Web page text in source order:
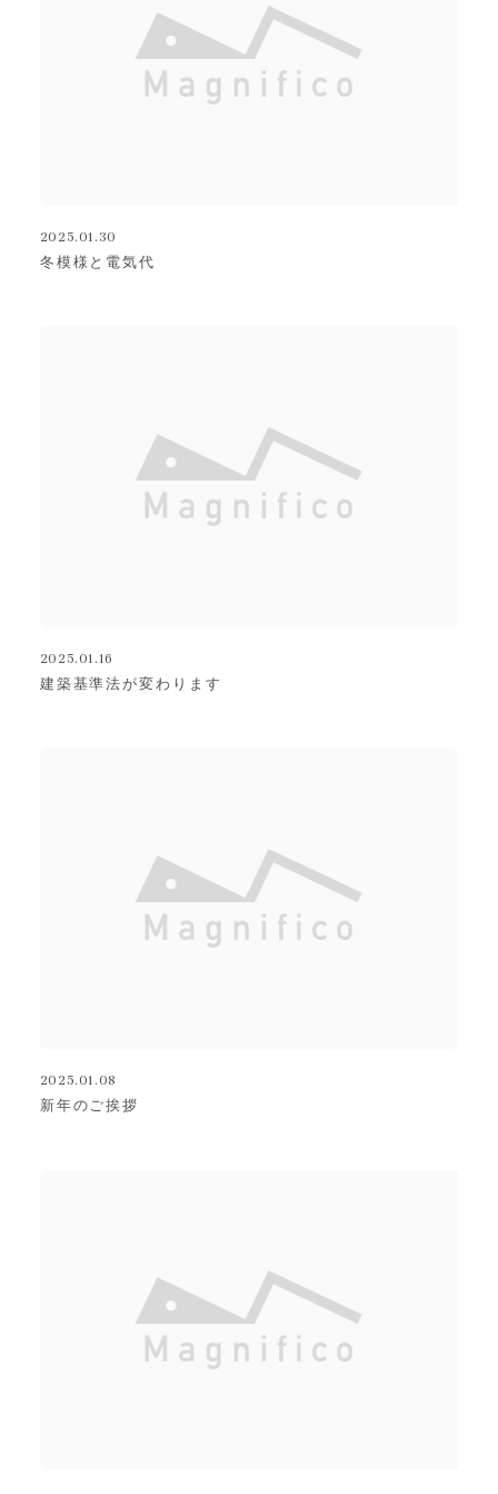
2025.01.30
冬模様と電気代
2025.01.16
建築基準法が変わります
2025.01.08
新年のご挨拶